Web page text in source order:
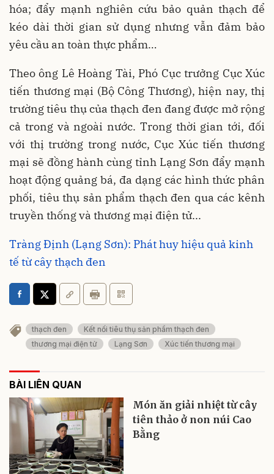
hóa; đẩy mạnh nghiên cứu bảo quản thạch để
kéo dài thời gian sử dụng nhưng vẫn đảm bảo
yêu cầu an toàn thực phẩm…
Theo ông Lê Hoàng Tài, Phó Cục trưởng Cục Xúc
tiến thương mại (Bộ Công Thương), hiện nay, thị
trường tiêu thụ của thạch đen đang được mở rộng
cả trong và ngoài nước. Trong thời gian tới, đối
với thị trường trong nước, Cục Xúc tiến thương
mại sẽ đồng hành cùng tỉnh Lạng Sơn đẩy mạnh
hoạt động quảng bá, đa dạng các hình thức phân
phối, tiêu thụ sản phẩm thạch đen qua các kênh
truyền thống và thương mại điện tử...
Tràng Định (Lạng Sơn): Phát huy hiệu quả kinh
tế từ cây thạch đen
thạch đen
Kết nối tiêu thụ sản phẩm thạch đen
thương mại điện tử
Lạng Sơn Xúc tiến thương mại
BÀI LIÊN QUAN
Món ăn giải nhiệt từ cây
tiên thảo ở non núi Cao
Bằng